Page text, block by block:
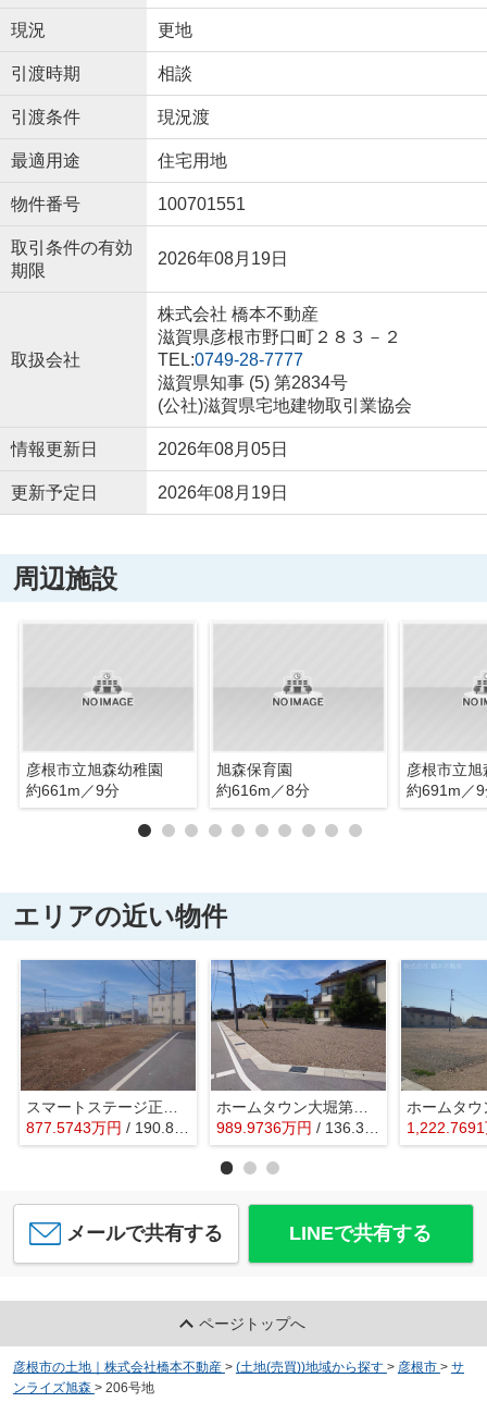
現況 更地
引渡時期 相談
引渡条件 現況渡
最適用途 住宅用地
物件番号 100701551
取引条件の有効
期限
2026年08月19日
取扱会社
株式会社 橋本不動産
滋賀県彦根市野口町２８３－２
TEL:0749-28-7777
滋賀県知事 (5) 第2834号
(公社)滋賀県宅地建物取引業協会
情報更新日 2026年08月05日
更新予定日 2026年08月19日
周辺施設
彦根市立旭森幼稚園
約661m／9分
旭森保育園
約616m／8分
彦根市立旭
約691m／
エリアの近い物件
スマートステージ正法寺
877.5743万円 / 190.86㎡
ホームタウン大堀第Ⅳ期
989.9736万円 / 136.36㎡ 1,222.7691
メールで共有する LINEで共有する
ページトップへ
彦根市の土地｜株式会社橋本不動産 > (土地(売買))地域から探す > 彦根市 > サ
ンライズ旭森 > 206号地